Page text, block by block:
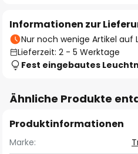
Informationen zur
Nur noch wenige Artikel auf
Lieferzeit: 2 - 5 Werktage
Fest eingebautes
Ähnliche Produkte
Produktinformationen
Marke: